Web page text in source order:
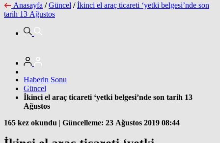
Anasayfa / Güncel / İkinci el araç ticareti ‘yetki belgesi’nde son
tarih 13 Ağustos
Haberin Sonu
Güncel
İkinci el araç ticareti ‘yetki belgesi’nde son tarih 13
Ağustos
165 kez okundu | Güncelleme: 23 Ağustos 2019 08:44